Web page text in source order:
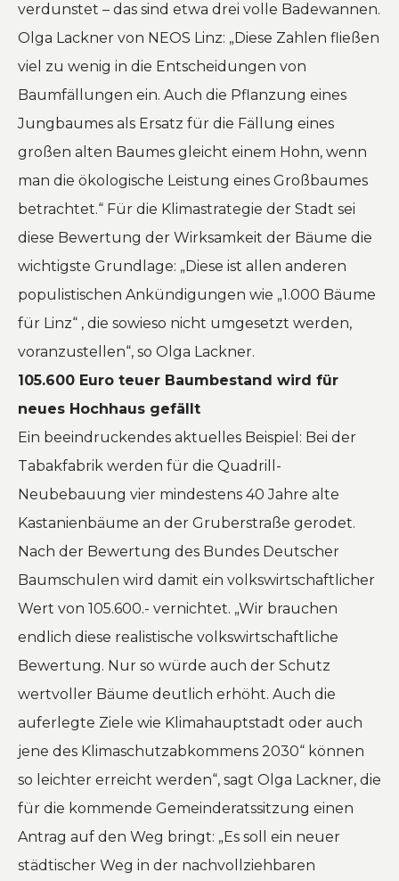
verdunstet – das sind etwa drei volle Badewannen.
Olga Lackner von NEOS Linz: „Diese Zahlen fließen
viel zu wenig in die Entscheidungen von
Baumfällungen ein. Auch die Pflanzung eines
Jungbaumes als Ersatz für die Fällung eines
großen alten Baumes gleicht einem Hohn, wenn
man die ökologische Leistung eines Großbaumes
betrachtet.“ Für die Klimastrategie der Stadt sei
diese Bewertung der Wirksamkeit der Bäume die
wichtigste Grundlage: „Diese ist allen anderen
populistischen Ankündigungen wie „1.000 Bäume
für Linz“ , die sowieso nicht umgesetzt werden,
voranzustellen“, so Olga Lackner.
105.600 Euro teuer Baumbestand wird für
neues Hochhaus gefällt
Ein beeindruckendes aktuelles Beispiel: Bei der
Tabakfabrik werden für die Quadrill-
Neubebauung vier mindestens 40 Jahre alte
Kastanienbäume an der Gruberstraße gerodet.
Nach der Bewertung des Bundes Deutscher
Baumschulen wird damit ein volkswirtschaftlicher
Wert von 105.600.- vernichtet. „Wir brauchen
endlich diese realistische volkswirtschaftliche
Bewertung. Nur so würde auch der Schutz
wertvoller Bäume deutlich erhöht. Auch die
auferlegte Ziele wie Klimahauptstadt oder auch
jene des Klimaschutzabkommens 2030“ können
so leichter erreicht werden“, sagt Olga Lackner, die
für die kommende Gemeinderatssitzung einen
Antrag auf den Weg bringt: „Es soll ein neuer
städtischer Weg in der nachvollziehbaren